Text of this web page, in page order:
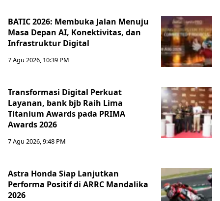
BATIC 2026: Membuka Jalan Menuju
Masa Depan AI, Konektivitas, dan
Infrastruktur Digital
7 Agu 2026, 10:39 PM
Transformasi Digital Perkuat
Layanan, bank bjb Raih Lima
Titanium Awards pada PRIMA
Awards 2026
7 Agu 2026, 9:48 PM
Astra Honda Siap Lanjutkan
Performa Positif di ARRC Mandalika
2026